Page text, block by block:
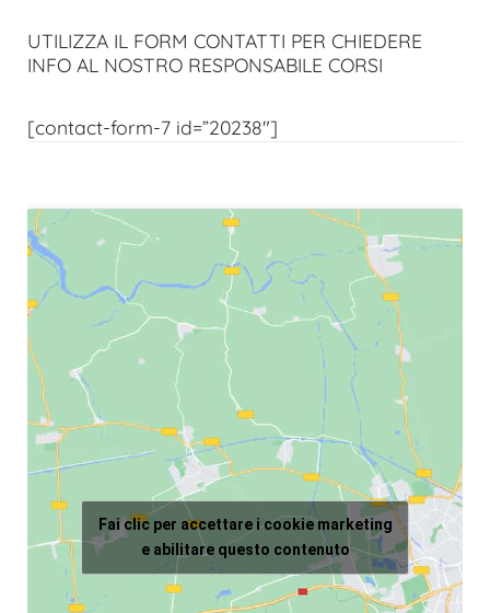
UTILIZZA IL FORM CONTATTI PER CHIEDERE
INFO AL NOSTRO RESPONSABILE CORSI
[contact-form-7 id=”20238″]
Fai clic per accettare i cookie marketing
e abilitare questo contenuto